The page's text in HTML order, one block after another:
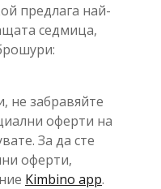
предлага най-
седмица,
не забравяйте
оферти на
За да сте
оферти,
Kimbino app.